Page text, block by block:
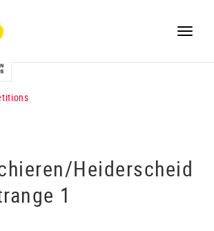
Toggle
Heiderscheid
1